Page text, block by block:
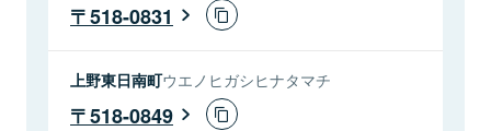
518-0831
上野東日南町ウエノヒガシヒナタマチ
518-0849